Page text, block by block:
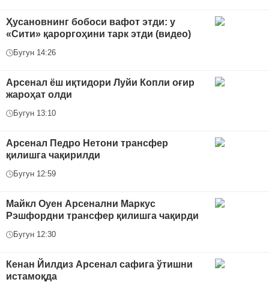
Ҳусановнинг бобоси вафот этди: у
«Сити» қароргоҳини тарк этди (видео)
Бугун 14:26
Арсенал ёш иқтидори Луйи Копли оғир
жароҳат олди
Бугун 13:10
Арсенал Педро Нетони трансфер
қилишга чақирилди
Бугун 12:59
Майкл Оуен Арсенални Маркус
Рэшфордни трансфер қилишга чақирди
Бугун 12:30
Кенан Йилдиз Арсенал сафига ўтишни
истамоқда